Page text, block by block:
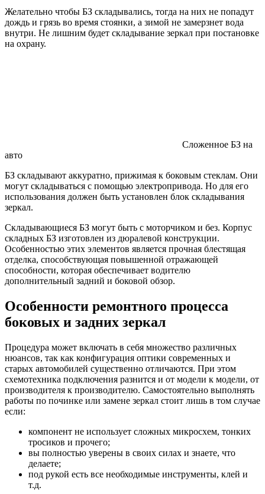
Желательно чтобы БЗ складывались, тогда на них не попадут
дождь и грязь во время стоянки, а зимой не замерзнет вода
внутри. Не лишним будет складывание зеркал при постановке
на охрану.
Сложенное БЗ на
авто
БЗ складывают аккуратно, прижимая к боковым стеклам. Они
могут складываться с помощью электропривода. Но для его
использования должен быть установлен блок складывания
зеркал.
Складывающиеся БЗ могут быть с моторчиком и без. Корпус
складных БЗ изготовлен из дюралевой конструкции.
Особенностью этих элементов является прочная блестящая
отделка, способствующая повышенной отражающей
способности, которая обеспечивает водителю
дополнительный задний и боковой обзор.
Особенности ремонтного процесса
боковых и задних зеркал
Процедура может включать в себя множество различных
нюансов, так как конфигурация оптики современных и
старых автомобилей существенно отличаются. При этом
схемотехника подключения разнится и от модели к модели, от
производителя к производителю. Самостоятельно выполнять
работы по починке или замене зеркал стоит лишь в том случае
если:
компонент не использует сложных микросхем, тонких
тросиков и прочего;
вы полностью уверены в своих силах и знаете, что
делаете;
под рукой есть все необходимые инструменты, клей и
т.д.